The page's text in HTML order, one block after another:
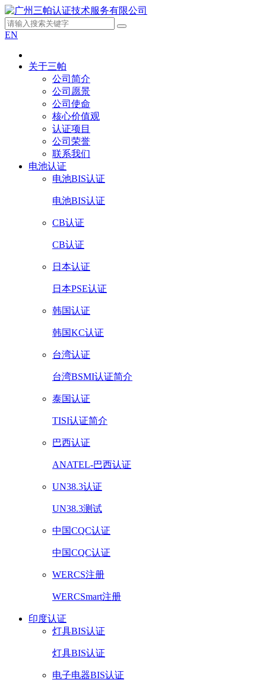
EN
关于三帕
公司简介
公司愿景
公司使命
核心价值观
认证项目
公司荣誉
联系我们
电池认证
电池BIS认证
电池BIS认证
CB认证
CB认证
日本认证
日本PSE认证
韩国认证
韩国KC认证
台湾认证
台湾BSMI认证简介
泰国认证
TISI认证简介
巴西认证
ANATEL-巴西认证
UN38.3认证
UN38.3测试
中国CQC认证
中国CQC认证
WERCS注册
WERCSmart注册
印度认证
灯具BIS认证
灯具BIS认证
电子电器BIS认证